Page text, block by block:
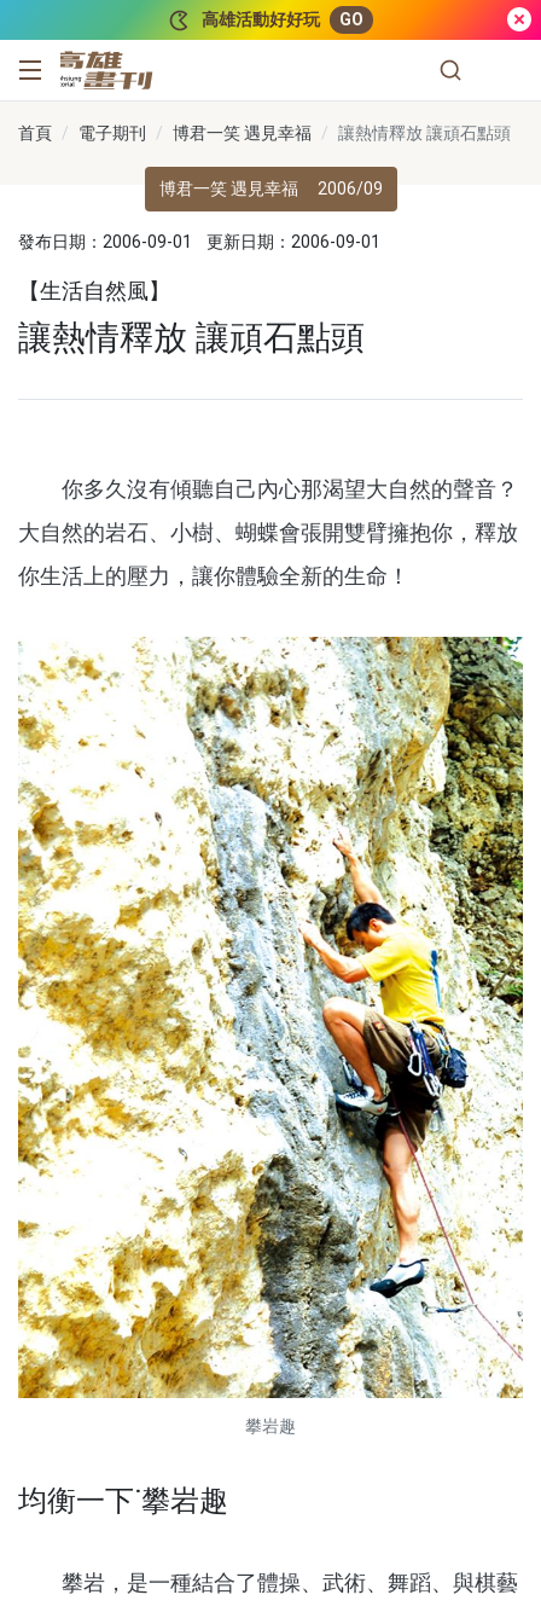
高雄活動好好玩 GO
高雄畫刊
首頁 電子期刊 博君一笑 遇見幸福 讓熱情釋放 讓頑石點頭
博君一笑 遇見幸福 2006/09
發布日期：2006-09-01 更新日期：2006-09-01
【生活自然風】
讓熱情釋放 讓頑石點頭
你多久沒有傾聽自己內心那渴望大自然的聲音？
大自然的岩石、小樹、蝴蝶會張開雙臂擁抱你，釋放
你生活上的壓力，讓你體驗全新的生命！
攀岩趣
均衡一下˙攀岩趣
攀岩，是一種結合了體操、武術、舞蹈、與棋藝